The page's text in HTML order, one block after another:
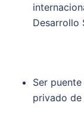
Desarrollo
Ser
privado de